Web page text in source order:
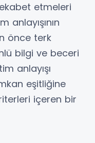
etmeleri
anlayışının
önce terk
bilgi ve beceri
anlayışı
eşitliğine
içeren bir